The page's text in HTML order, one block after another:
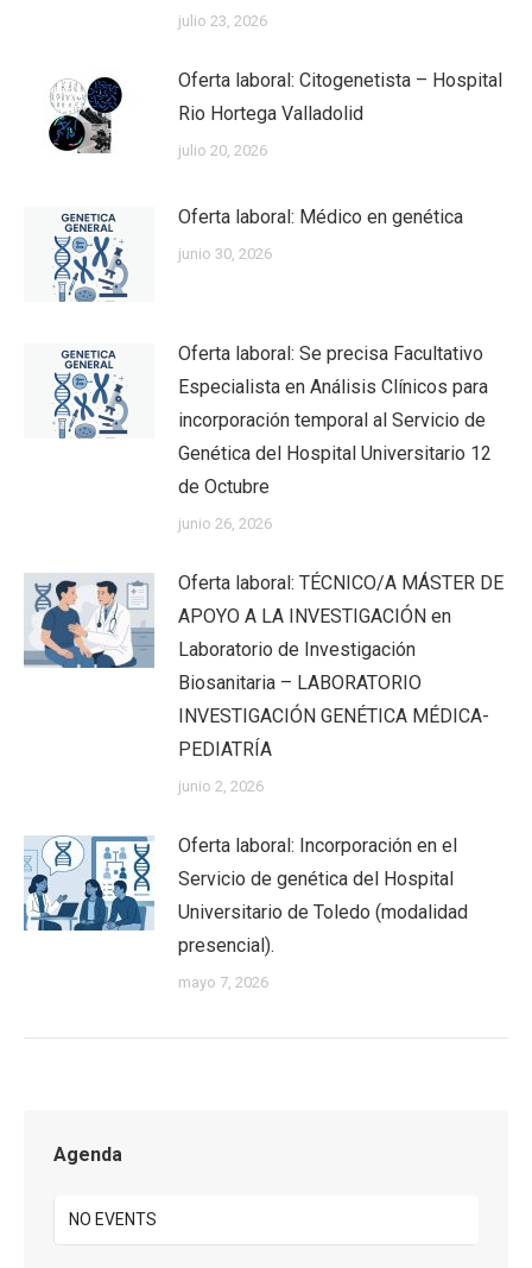
julio 23, 2026
Oferta laboral: Citogenetista – Hospital
Rio Hortega Valladolid
julio 20, 2026
Oferta laboral: Médico en genética
junio 30, 2026
Oferta laboral: Se precisa Facultativo
Especialista en Análisis Clínicos para
incorporación temporal al Servicio de
Genética del Hospital Universitario 12
de Octubre
junio 26, 2026
Oferta laboral: TÉCNICO/A MÁSTER DE
APOYO A LA INVESTIGACIÓN en
Laboratorio de Investigación
Biosanitaria – LABORATORIO
INVESTIGACIÓN GENÉTICA MÉDICA-
PEDIATRÍA
junio 2, 2026
Oferta laboral: Incorporación en el
Servicio de genética del Hospital
Universitario de Toledo (modalidad
presencial).
mayo 7, 2026
Agenda
NO EVENTS